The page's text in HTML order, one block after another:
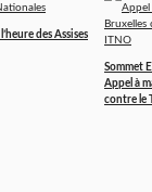
des Assises
Sommet
Appel à
contre le